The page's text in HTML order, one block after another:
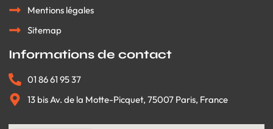
Mentions légales
Sitemap
Informations de contact
01 86 61 95 37
13 bis Av. de la Motte-Picquet, 75007 Paris, France